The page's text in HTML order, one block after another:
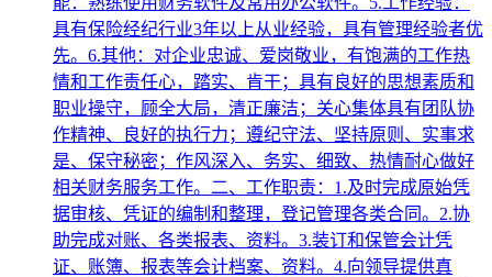
具有保险经纪行业3年以上从业经验，具有管理经验者优
先。6.其他：对企业忠诚、爱岗敬业，有饱满的工作热
情和工作责任心，踏实、肯干；具有良好的思想素质和
职业操守，顾全大局，清正廉洁；关心集体具有团队协
作精神、良好的执行力；遵纪守法、坚持原则、实事求
是、保守秘密；作风深入、务实、细致、热情耐心做好
相关财务服务工作。二、工作职责：1.及时完成原始凭
据审核、凭证的编制和整理，登记管理各类合同。2.协
助完成对账、各类报表、资料。3.装订和保管会计凭
证、账簿、报表等会计档案、资料。4.向领导提供真